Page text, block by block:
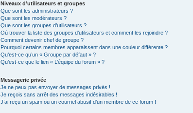
Niveaux d’utilisateurs et groupes
Que sont les administrateurs ?
Que sont les modérateurs ?
Que sont les groupes d’utilisateurs ?
Où trouver la liste des groupes d’utilisateurs et comment les rejoindre ?
Comment devenir chef de groupe ?
Pourquoi certains membres apparaissent dans une couleur différente ?
Qu’est-ce qu’un « Groupe par défaut » ?
Qu’est-ce que le lien « L’équipe du forum » ?
Messagerie privée
Je ne peux pas envoyer de messages privés !
Je reçois sans arrêt des messages indésirables !
J’ai reçu un spam ou un courriel abusif d’un membre de ce forum !